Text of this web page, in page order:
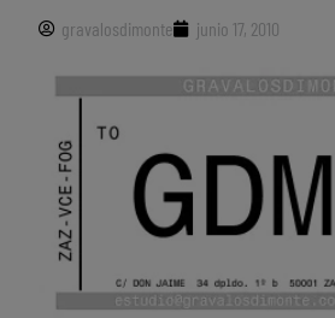
gravalosdimonte junio 17, 2010